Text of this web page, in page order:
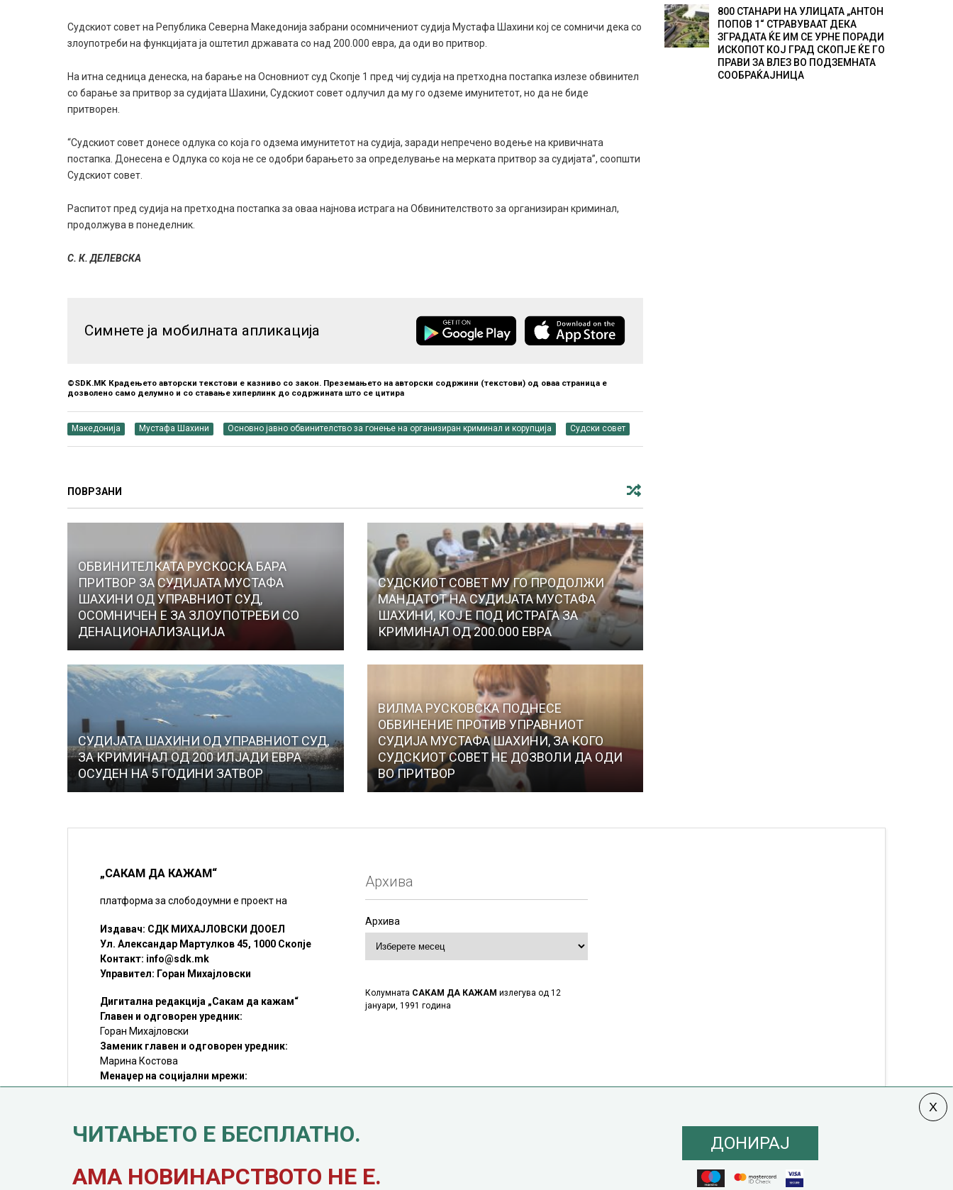
Судскиот совет на Република Северна Македонија забрани осомничениот судија Мустафа Шахини кој се сомничи дека со
злоупотреби на функцијата ја оштетил државата со над 200.000 евра, да оди во притвор.
На итна седница денеска, на барање на Основниот суд Скопје 1 пред чиј судија на претходна постапка излезе обвинител
со барање за притвор за судијата Шахини, Судскиот совет одлучил да му го одземе имунитетот, но да не биде
притворен.
“Судскиот совет донесе одлука со која го одзема имунитетот на судија, заради непречено водење на кривичната
постапка. Донесена е Одлука со која не се одобри барањето за определување на мерката притвор за судијата”, соопшти
Судскиот совет.
Распитот пред судија на претходна постапка за оваа најнова истрага на Обвинителството за организиран криминал,
продолжува в понеделник.
С. К. ДЕЛЕВСКА
Симнете ја мобилната апликација
©SDK.MK Крадењето авторски текстови е казниво со закон. Преземањето на авторски содржини (текстови) од оваа страница е
дозволено само делумно и со ставање хиперлинк до содржината што се цитира
Македонија Мустафа Шахини Основно јавно обвинителство за гонење на организиран криминал и корупција Судски совет
ПОВРЗАНИ
ОБВИНИТЕЛКАТА РУСКОСКА БАРА
ПРИТВОР ЗА СУДИЈАТА МУСТАФА
ШАХИНИ ОД УПРАВНИОТ СУД,
ОСОМНИЧЕН Е ЗА ЗЛОУПОТРЕБИ СО
ДЕНАЦИОНАЛИЗАЦИЈА
СУДСКИОТ СОВЕТ МУ ГО ПРОДОЛЖИ
МАНДАТОТ НА СУДИЈАТА МУСТАФА
ШАХИНИ, КОЈ Е ПОД ИСТРАГА ЗА
КРИМИНАЛ ОД 200.000 ЕВРА
СУДИЈАТА ШАХИНИ ОД УПРАВНИОТ СУД,
ЗА КРИМИНАЛ ОД 200 ИЛЈАДИ ЕВРА
ОСУДЕН НА 5 ГОДИНИ ЗАТВОР
ВИЛМА РУСКОВСКА ПОДНЕСЕ
ОБВИНЕНИЕ ПРОТИВ УПРАВНИОТ
СУДИЈА МУСТАФА ШАХИНИ, ЗА КОГО
СУДСКИОТ СОВЕТ НЕ ДОЗВОЛИ ДА ОДИ
ВО ПРИТВОР
800 СТАНАРИ НА УЛИЦАТА „АНТОН
ПОПОВ 1“ СТРАВУВААТ ДЕКА
ЗГРАДАТА ЌЕ ИМ СЕ УРНЕ ПОРАДИ
ИСКОПОТ КОЈ ГРАД СКОПЈЕ ЌЕ ГО
ПРАВИ ЗА ВЛЕЗ ВО ПОДЗЕМНАТА
СООБРАЌАЈНИЦА
„САКАМ ДА КАЖАМ“
платформа за слободоумни е проект на
Издавач: СДК МИХАЈЛОВСКИ ДООЕЛ
Ул. Александар Мартулков 45, 1000 Скопје
Контакт: info@sdk.mk
Управител: Горан Михајловски
Дигитална редакција „Сакам да кажам“
Главен и одговорен уредник:
Горан Михајловски
Заменик главен и одговорен уредник:
Марина Костова
Менаџер на социјални мрежи:
Мирослав Илиоски
©SDK.MK Крадењето авторски текстови е казниво со закон.
Преземањето на авторски содржини (текстови) од оваа
Архива
Архива
Колумната САКАМ ДА КАЖАМ излегува од 12
јануари, 1991 година
ЧИТАЊЕТО Е БЕСПЛАТНО.
АМА НОВИНАРСТВОТО НЕ Е.
ДОНИРАЈ